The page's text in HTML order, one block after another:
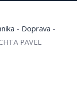
- Doprava -
PAVEL